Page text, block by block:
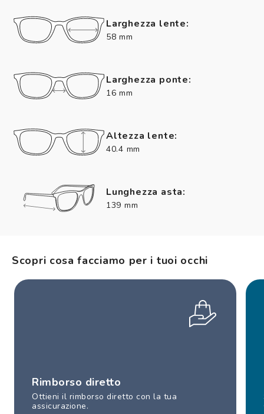
Larghezza lente:
58 mm
Larghezza ponte:
16 mm
Altezza lente:
40.4 mm
Lunghezza asta:
139 mm
Scopri cosa facciamo per i tuoi occhi
Rimborso diretto
Ottieni il rimborso diretto con la tua
assicurazione.